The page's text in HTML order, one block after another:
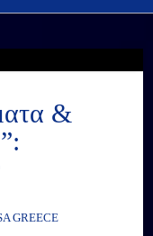
&
GREECE